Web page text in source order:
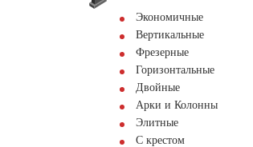
Экономичные
Вертикальные
Фрезерные
Горизонтальные
Двойные
Арки и Колонны
Элитные
С крестом